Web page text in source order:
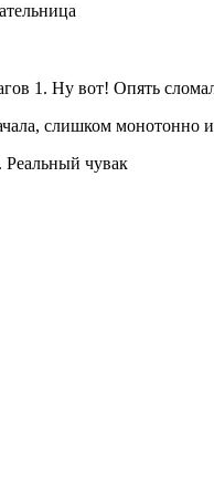
1. Ну вот! Опять
слишком
чувак